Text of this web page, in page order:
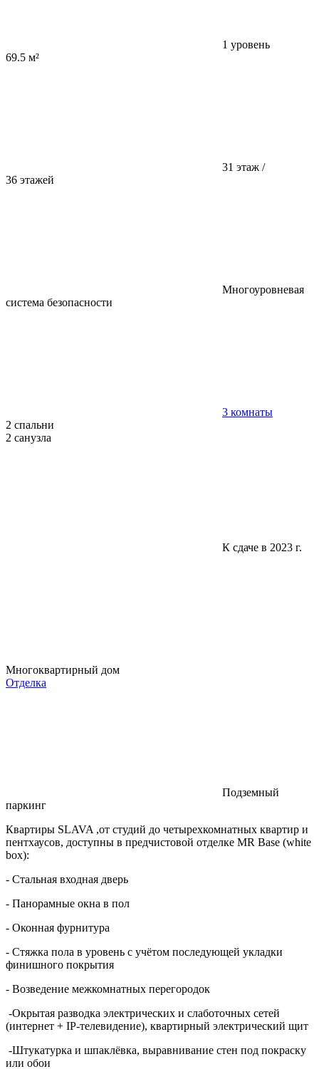
1 уровень
69.5 м²
31 этаж /
36 этажей
Многоуровневая
система безопасности
3 комнаты
2 спальни
2 санузла
К сдаче в 2023 г.
Многоквартирный дом
Отделка
Подземный
паркинг
Квартиры SLAVA ,от студий до четырехкомнатных квартир и
пентхаусов, доступны в предчистовой отделке MR Base (white
box):
- Стальная входная дверь
- Панорамные окна в пол
- Оконная фурнитура
- Стяжка пола в уровень с учётом последующей укладки
финишного покрытия
- Возведение межкомнатных перегородок
-Окрытая разводка электрических и слаботочных сетей
(интернет + IP-телевидение), квартирный электрический щит
-Штукатурка и шпаклёвка, выравнивание стен под покраску
или обои